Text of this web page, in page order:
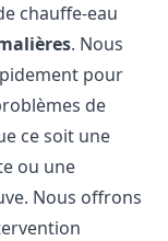
chauffe-eau
. Nous
pour
de
ce soit une
ou une
Nous offrons